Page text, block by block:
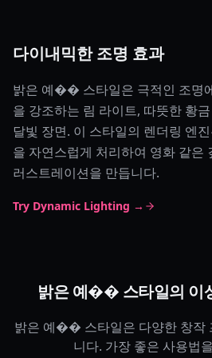
다이내믹한 조명 효과
밝은 예�� 스타일은 극적인 조명
을 강조하는 림 라이트, 따뜻한 황
달빛 장면. 이 스타일의 렌더링 엔
을 자연스럽게 처리하여 영화 같은
러스트레이션을 만듭니다.
Try Dynamic Lighting →
밝은 예�� 스타일의 이
밝은 예�� 스타일은 다양한 창작
니다. 가장 좋은 사용법